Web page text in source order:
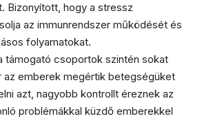
Bizonyított, hogy a stressz
az immunrendszer működését és
folyamatokat.
támogató csoportok szintén sokat
az emberek megértik betegségüket
azt, nagyobb kontrollt éreznek az
problémákkal küzdő emberekkel